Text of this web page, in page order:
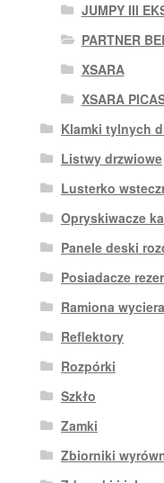
JUMPY III
PARTNER
XSARA
XSARA
Klamki tylnych
Listwy drzwiowe
Lusterko
Opryskiwacze
Panele deski
Posiadacze
Ramiona
Reflektory
Rozpórki
Szkło
Zamki
Zbiorniki